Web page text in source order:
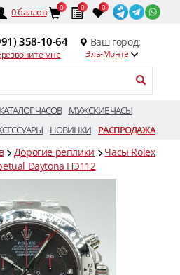
0баллов 0 0 0
358-10-64
мне
Ваш город:
Эль-Монте
КАТАЛОГ ЧАСОВ
МУЖСКИЕ ЧАСЫ
НОВИНКИ РАСПРОДАЖА
Дорогие реплики
Часы Rolex
Daytona HЭ112